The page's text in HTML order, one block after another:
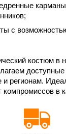
с
костюм в
и регионам.
компромиссов в